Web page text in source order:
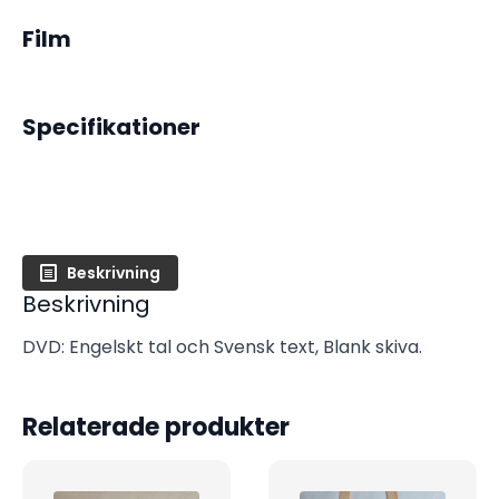
Film
Specifikationer
Beskrivning
Beskrivning
DVD: Engelskt tal och Svensk text, Blank skiva.
Relaterade produkter